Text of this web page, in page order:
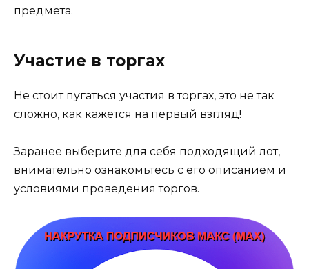
предмета.
Участие в торгах
Не стоит пугаться участия в торгах, это не так
сложно, как кажется на первый взгляд!
Заранее выберите для себя подходящий лот,
внимательно ознакомьтесь с его описанием и
условиями проведения торгов.